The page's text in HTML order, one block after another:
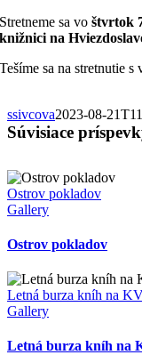
Stretneme sa voštvrtok
knižnici na
Tešíme sa na stretnutie s
ssivcova2023-08-
Súvisiace
Ostrov pokladov
Gallery
Ostrov pokladov
Letná burza kníh na
Gallery
Letná burza kníh na